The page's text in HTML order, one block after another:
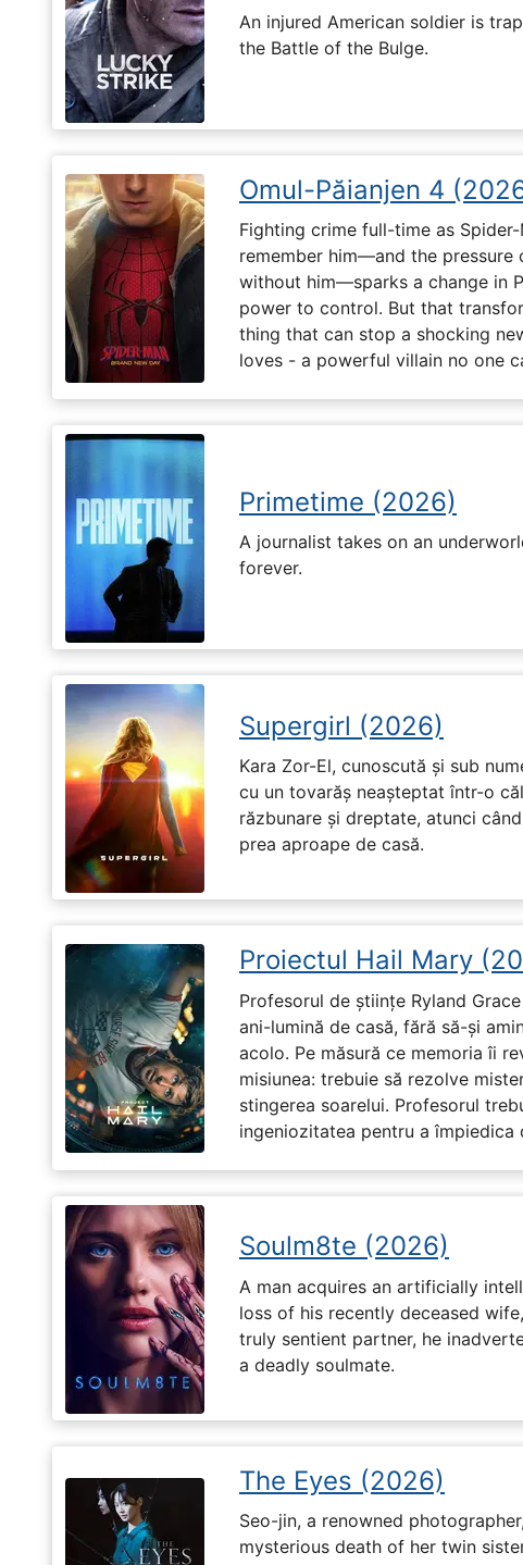
An injured American soldier is
the Battle of the Bulge.
Omul-Păianjen 4
Fighting crime full-time as
remember him—and the
without him—sparks a change in
power to control. But that
thing that can stop a shocking
loves - a powerful villain no one
Primetime (2026)
A journalist takes on an
forever.
Supergirl (2026)
Kara Zor-El, cunoscută și sub
cu un tovarăș neașteptat într-o
răzbunare și dreptate, atunci
prea aproape de casă.
Proiectul Hail Mary
Profesorul de științe Ryland
ani-lumină de casă, fără să-și
acolo. Pe măsură ce memoria îi
misiunea: trebuie să rezolve
stingerea soarelui. Profesorul
ingeniozitatea pentru a împiedica
Soulm8te (2026)
A man acquires an artificially
loss of his recently deceased
truly sentient partner, he
a deadly soulmate.
The Eyes (2026)
Seo-jin, a renowned
mysterious death of her twin